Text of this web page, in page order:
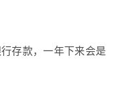
存款，一年下来会是